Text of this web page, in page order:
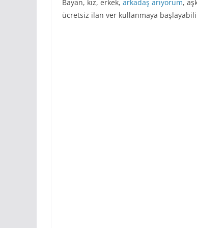
Bayan, kız, erkek, arkadaş arıyorum,
ücretsiz ilan ver kullanmaya